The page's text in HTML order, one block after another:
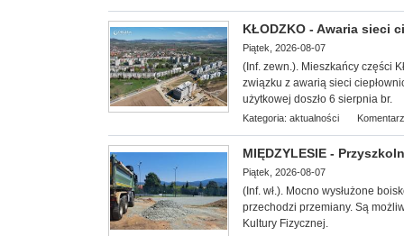
KŁODZKO - Awaria sieci
Piątek, 2026-08-07
(Inf. zewn.). Mieszkańcy części
związku z awarią sieci
użytkowej doszło 6 sierpnia br.
Kategoria: aktualności
MIĘDZYLESIE -
Piątek, 2026-08-07
(Inf. wł.). Mocno wysłużone
przechodzi przemiany. Są
Kultury Fizycznej.